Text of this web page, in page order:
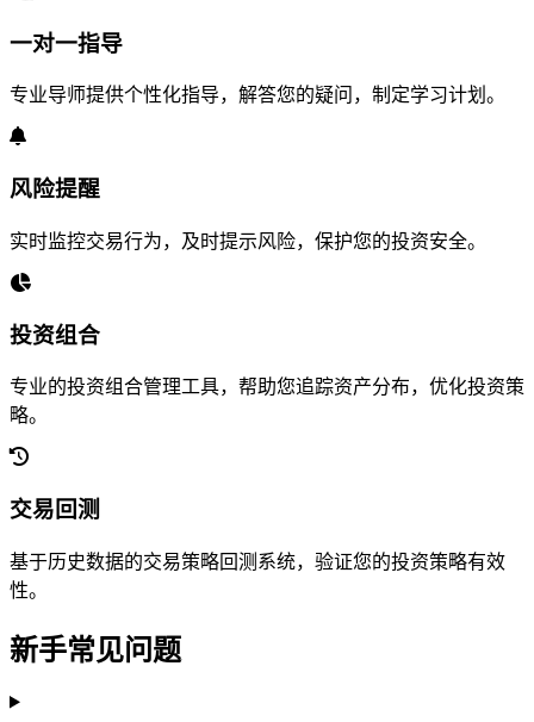
一对一指导
专业导师提供个性化指导，解答您的疑问，制定学习计划。
风险提醒
实时监控交易行为，及时提示风险，保护您的投资安全。
投资组合
专业的投资组合管理工具，帮助您追踪资产分布，优化投资策
略。
交易回测
基于历史数据的交易策略回测系统，验证您的投资策略有效
性。
新手常见问题